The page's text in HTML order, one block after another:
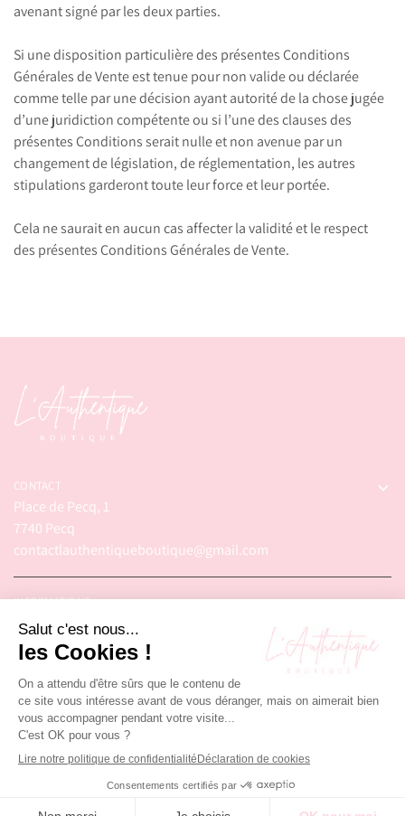
avenant signé par les deux parties.
Si une disposition particulière des présentes Conditions
Générales de Vente est tenue pour non valide ou déclarée
comme telle par une décision ayant autorité de la chose jugée
d’une juridiction compétente ou si l’une des clauses des
présentes Conditions serait nulle et non avenue par un
changement de législation, de réglementation, les autres
stipulations garderont toute leur force et leur portée.
Cela ne saurait en aucun cas affecter la validité et le respect
des présentes Conditions Générales de Vente.
CONTACT
Place de Pecq, 1
7740 Pecq
contactlauthentiqueboutique@gmail.com
INFORMATIONS
© 2025 – L'Authentique Boutique. Tous droits réservés.